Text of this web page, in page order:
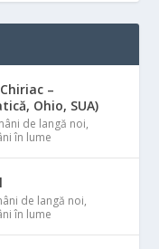
–
Ohio, SUA)
de langă noi,
în lume
de langă noi,
în lume